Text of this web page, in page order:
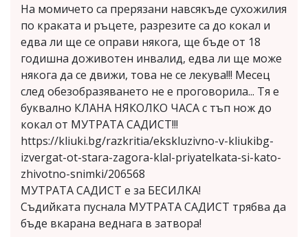
На момичето са прерязани навсякъде сухожилия
по краката и ръцете, разрезите са до кокал и
едва ли ще се оправи някога, ще бъде от 18
годишна доживотен инвалид, едва ли ще може
някога да се движи, това не се лекува!!! Месец
след обезобразяването не е проговорила... Тя е
буквално КЛАНА НЯКОЛКО ЧАСА с тъп нож до
кокал от МУTPAТA CAДИCТ!!!
https://kliuki.bg/razkritia/ekskluzivno-v-kliukibg-
izvergat-ot-stara-zagora-klal-priyatelkata-si-kato-
zhivotno-snimki/206568
МУTPAТA CAДИCТ е за БECИЛKА!
Съдийката пуснала МУTPAТA CAДИCТ трябва да
бъде вкарана веднага в затвора!